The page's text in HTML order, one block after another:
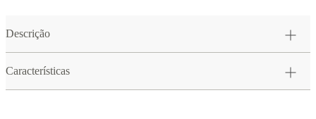
Descrição
Características